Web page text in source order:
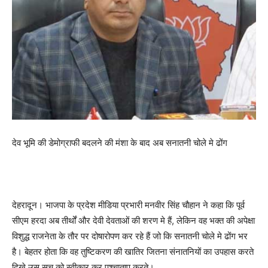
देव भूमि की डेमोग्राफी बदलने की मंशा के बाद अब सनातनी चोले मे ढोंग
देहरादून। भाजपा के प्रदेश मीडिया प्रभारी मनवीर सिंह चौहान ने कहा कि पूर्व
सीएम हरदा अब तीर्थों और देवी देवताओं की शरण मे हैं, लेकिन वह भक्त की अपेक्षा
विशुद्ध राजनेता के तौर पर दोषारोपण कर रहे हैं जो कि सनातनी चोले मे ढोंग भर
है। बेहतर होता कि वह तुष्टिकरण की खातिर जितना संनातनियों का उपहास करते